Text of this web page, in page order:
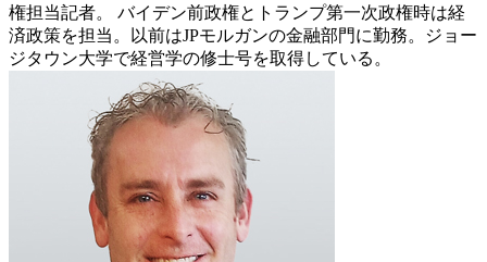
権担当記者。 バイデン前政権とトランプ第一次政権時は経
済政策を担当。以前はJPモルガンの金融部門に勤務。ジョー
ジタウン大学で経営学の修士号を取得している。